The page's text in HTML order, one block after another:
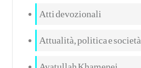
Atti devozionali
Attualità, politica e società